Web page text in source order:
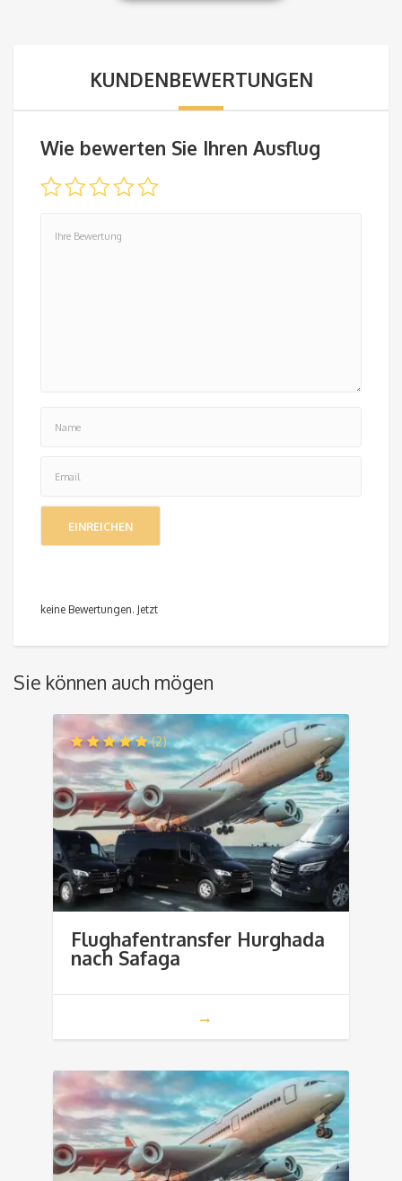
KUNDENBEWERTUNGEN
Wie bewerten Sie Ihren Ausflug
keine Bewertungen. Jetzt
Sie können auch mögen
(2)
Flughafentransfer Hurghada
nach Safaga